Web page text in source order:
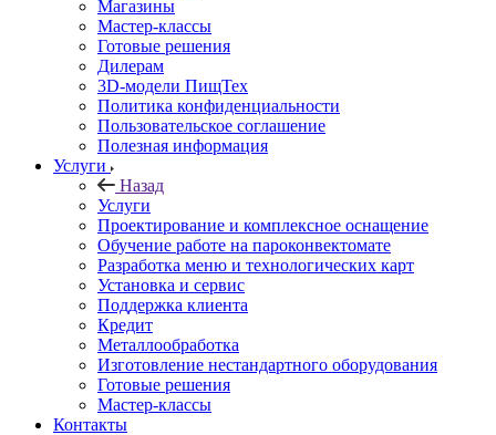
Магазины
Мастер-классы
Готовые решения
Дилерам
3D-модели ПищТех
Политика конфиденциальности
Пользовательское соглашение
Полезная информация
Услуги
Назад
Услуги
Проектирование и комплексное оснащение
Обучение работе на пароконвектомате
Разработка меню и технологических карт
Установка и сервис
Поддержка клиента
Кредит
Металлообработка
Изготовление нестандартного оборудования
Готовые решения
Мастер-классы
Контакты